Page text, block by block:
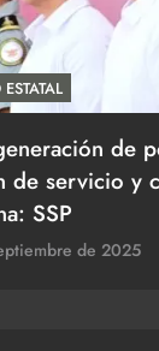
de
de servicio y
SSP
de 2025